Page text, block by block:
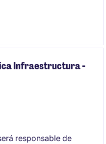
basado en Puerto
Infraestructura -
responsable de